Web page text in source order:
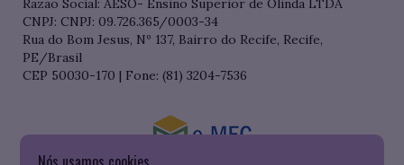
Razão Social: AESO- Ensino Superior de Olinda LTDA
CNPJ: CNPJ: 09.726.365/0003-34
Rua do Bom Jesus, Nº 137, Bairro do Recife, Recife,
PE/Brasil
CEP 50030-170 | Fone: (81) 3204-7536
Consulte o cadastro da Instituição no Sistema do e-MEC